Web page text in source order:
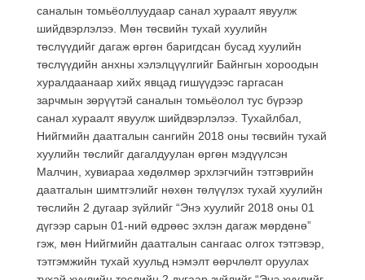
саналын томьёоллуудаар санал хураалт явуулж
шийдвэрлэлээ. Мөн төсвийн тухай хуулийн
төслүүдийг дагаж өргөн баригдсан бусад хуулийн
төслүүдийн анхны хэлэлцүүлгийг Байнгын хороодын
хуралдаанаар хийх явцад гишүүдээс гаргасан
зарчмын зөрүүтэй саналын томьёолол тус бүрээр
санал хураалт явуулж шийдвэрлэлээ. Тухайлбал,
Нийгмийн даатгалын сангийн 2018 оны төсвийн тухай
хуулийн төслийг дагалдуулан өргөн мэдүүлсэн
Малчин, хувиараа хөдөлмөр эрхлэгчийн тэтгэврийн
даатгалын шимтгэлийг нөхөн төлүүлэх тухай хуулийн
төслийн 2 дугаар зүйлийг “Энэ хуулийг 2018 оны 01
дүгээр сарын 01-ний өдрөөс эхлэн дагаж мөрдөнө”
гэж, мөн Нийгмийн даатгалын сангаас олгох тэтгэвэр,
тэтгэмжийн тухай хуульд нэмэлт өөрчлөлт оруулах